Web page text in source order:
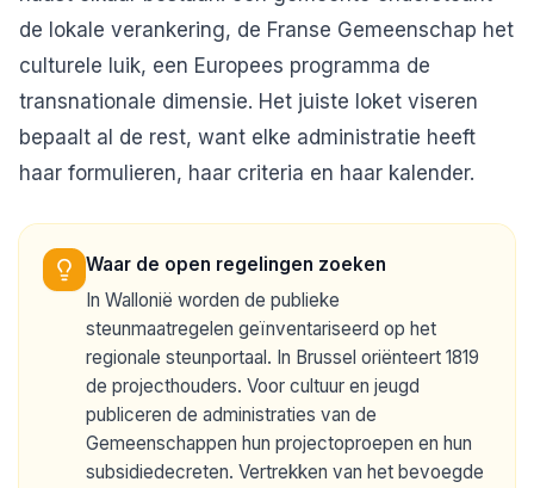
de lokale verankering, de Franse Gemeenschap het
culturele luik, een Europees programma de
transnationale dimensie. Het juiste loket viseren
bepaalt al de rest, want elke administratie heeft
haar formulieren, haar criteria en haar kalender.
Waar de open regelingen zoeken
In Wallonië worden de publieke
steunmaatregelen geïnventariseerd op het
regionale steunportaal. In Brussel oriënteert 1819
de projecthouders. Voor cultuur en jeugd
publiceren de administraties van de
Gemeenschappen hun projectoproepen en hun
subsidiedecreten. Vertrekken van het bevoegde